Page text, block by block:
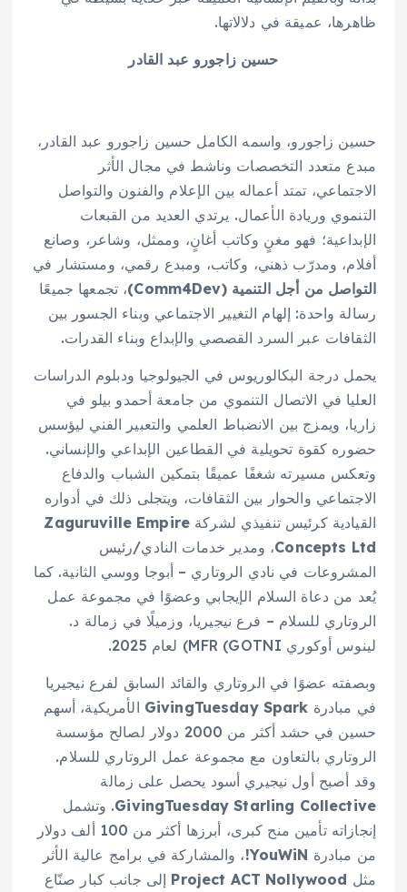
ظاهرها، عميقة في دلالاتها.
حسين زاجورو عبد القادر
حسين زاجورو، واسمه الكامل حسين زاجورو عبد القادر،
مبدع متعدد التخصصات وناشط في مجال الأثر
الاجتماعي، تمتد أعماله بين الإعلام والفنون والتواصل
التنموي وريادة الأعمال. يرتدي العديد من القبعات
الإبداعية؛ فهو مغنٍ وكاتب أغانٍ، وممثل، وشاعر، وصانع
أفلام، ومدرّب ذهني، وكاتب، ومبدع رقمي، ومستشار في
التواصل من أجل التنمية (Comm4Dev)
، تجمعها جميعًا
رسالة واحدة: إلهام التغيير الاجتماعي وبناء الجسور بين
الثقافات عبر السرد القصصي والإبداع وبناء القدرات.
يحمل درجة البكالوريوس في الجيولوجيا ودبلوم الدراسات
العليا في الاتصال التنموي من جامعة أحمدو بيلو في
زاريا، ويمزج بين الانضباط العلمي والتعبير الفني ليؤسس
حضوره كقوة تحويلية في القطاعين الإبداعي والإنساني.
وتعكس مسيرته شغفًا عميقًا بتمكين الشباب والدفاع
الاجتماعي والحوار بين الثقافات، ويتجلى ذلك في أدواره
القيادية كرئيس تنفيذي لشركةZaguruville Empire
Concepts Ltd، ومدير خدمات النادي/رئيس
المشروعات في نادي الروتاري – أبوجا ووسي الثانية. كما
يُعد من دعاة السلام الإيجابي وعضوًا في مجموعة عمل
الروتاري للسلام – فرع نيجيريا، وزميلًا في زمالة د.
لينوس أوكوري MFR (GOTNI) لعام 2025.
وبصفته عضوًا في الروتاري والقائد السابق لفرع نيجيريا
في مبادرة GivingTuesday Spark الأمريكية، أسهم
حسين في حشد أكثر من 2000 دولار لصالح مؤسسة
الروتاري بالتعاون مع مجموعة عمل الروتاري للسلام.
وقد أصبح أول نيجيري أسود يحصل على زمالة
GivingTuesday Starling Collective. وتشمل
إنجازاته تأمين منح كبرى، أبرزها أكثر من 100 ألف دولار
من مبادرة YouWiN! ، والمشاركة في برامج عالية الأثر
مثل Project ACT Nollywood إلى جانب كبار صنّاع